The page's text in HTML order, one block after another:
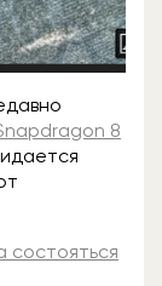
8
состояться